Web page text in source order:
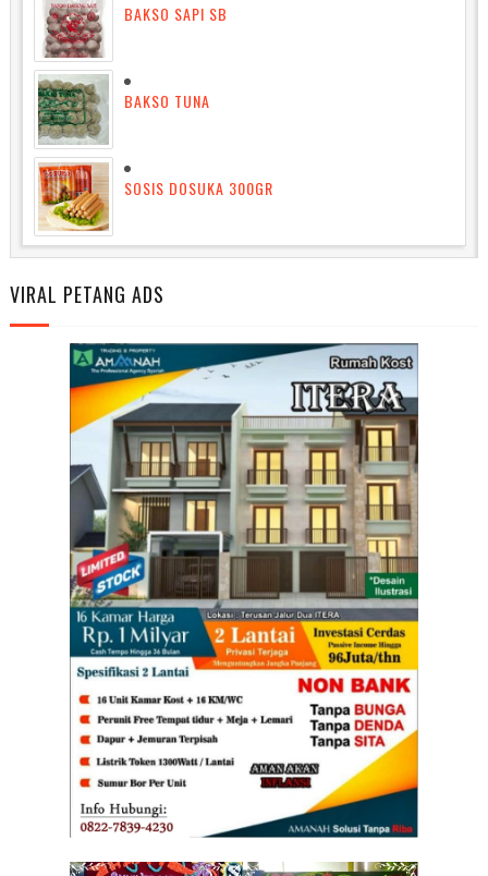
BAKSO SAPI SB
BAKSO TUNA
SOSIS DOSUKA 300GR
VIRAL PETANG ADS